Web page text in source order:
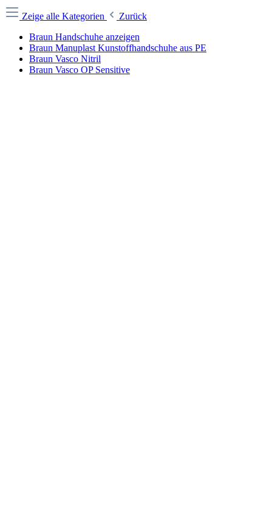
Zeige alle Kategorien
Zurück
Braun Handschuhe anzeigen
Braun Manuplast Kunstoffhandschuhe aus PE
Braun Vasco Nitril
Braun Vasco OP Sensitive